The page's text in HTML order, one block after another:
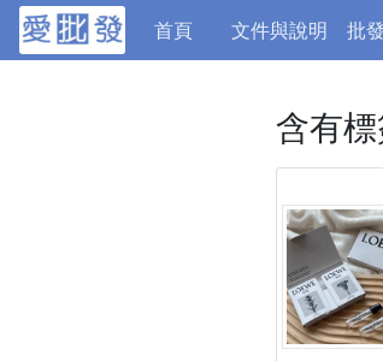
首頁(current)文件與說明 批
含有